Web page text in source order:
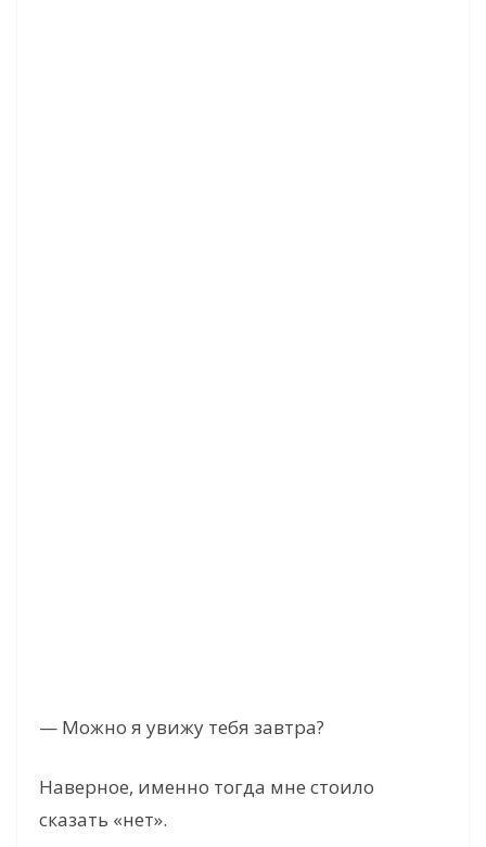
— Можно я увижу тебя завтра?
Наверное, именно тогда мне стоило
сказать «нет».